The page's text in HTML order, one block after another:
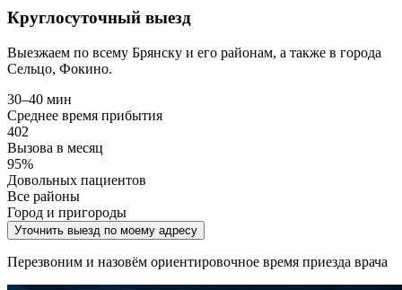
Круглосуточный выезд
Выезжаем по всему Брянску и его районам, а также в города
Сельцо, Фокино.
30–40 мин
Среднее время прибытия
402
Вызова в месяц
95%
Довольных пациентов
Все районы
Город и пригороды
Уточнить выезд по моему адресу
Перезвоним и назовём ориентировочное время приезда врача